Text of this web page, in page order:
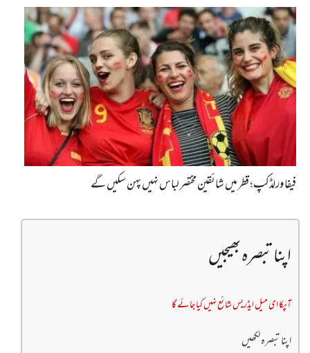
فیفا ورلڈکپ؛ قطر میں شائقین مختصر لباس نہیں پہن سکیں گے
اپنا تبصرہ بھیجیں
آپکا ای میل ایڈریس شائع نہیں کیا جائے گا
اپنا تبصرہ لکھیں